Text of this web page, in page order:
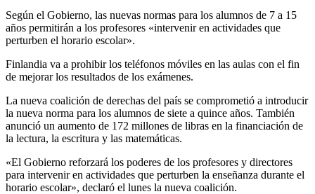
Según el Gobierno, las nuevas normas para los alumnos de 7 a 15
años permitirán a los profesores «intervenir en actividades que
perturben el horario escolar».
Finlandia va a prohibir los teléfonos móviles en las aulas con el fin
de mejorar los resultados de los exámenes.
La nueva coalición de derechas del país se comprometió a introducir
la nueva norma para los alumnos de siete a quince años. También
anunció un aumento de 172 millones de libras en la financiación de
la lectura, la escritura y las matemáticas.
«El Gobierno reforzará los poderes de los profesores y directores
para intervenir en actividades que perturben la enseñanza durante el
horario escolar», declaró el lunes la nueva coalición.